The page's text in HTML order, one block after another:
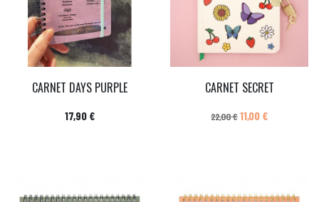
CARNET DAYS PURPLE
Prix
17,90 €
CARNET SECRET
Prix de base
22,00 €Prix
11,00 €